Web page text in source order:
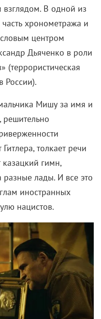
В одной из
хронометража и
центром
Дьяченко в роли
(террористическая
России).
Мишу за имя и
решительно
толкает речи
казацкий гимн,
разные лады. И все это
иностранных
нацистов.